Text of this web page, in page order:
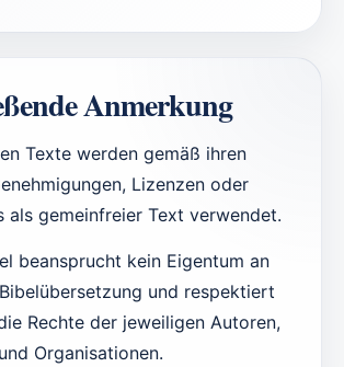
Anmerkung
Texte werden gemäß ihren
Lizenzen oder
als gemeinfreier Text verwendet.
beansprucht kein Eigentum an
und respektiert
Rechte der jeweiligen Autoren,
Organisationen.